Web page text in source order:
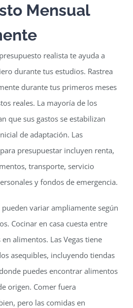
Mensual
realista te ayuda a
durante tus estudios. Rastrea
durante tus primeros meses
reales. La mayoría de los
que sus gastos se estabilizan
de adaptación. Las
presupuestar incluyen renta,
transporte, servicio
y fondos de emergencia.
variar ampliamente según
Cocinar en casa cuesta entre
alimentos. Las Vegas tiene
asequibles, incluyendo tiendas
puedes encontrar alimentos
origen. Comer fuera
pero las comidas en